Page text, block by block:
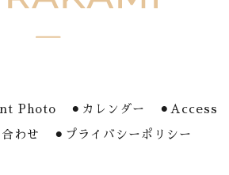
Photo ⚫︎カレンダー ⚫︎Access
わせ ⚫︎プライバシーポリシー